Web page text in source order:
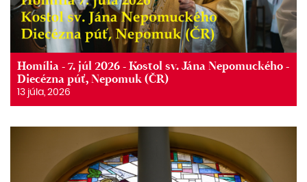
Homília - 7. júl 2026 - Kostol sv. Jána Nepomuckého -
Diecézna púť, Nepomuk (ČR)
13 júla, 2026